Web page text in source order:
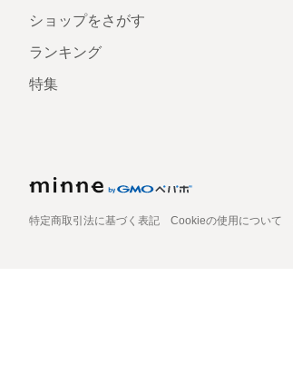
ショップをさがす
ランキング
特集
特定商取引法に基づく表記 Cookieの使用について